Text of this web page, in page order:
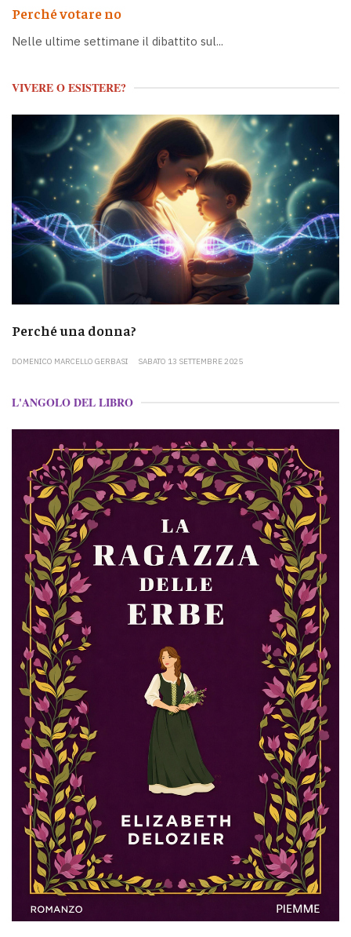
Perché votare no
Nelle ultime settimane il dibattito sul...
VIVERE O ESISTERE?
Perché una donna?
DOMENICO MARCELLO GERBASI SABATO 13 SETTEMBRE 2025
L'ANGOLO DEL LIBRO